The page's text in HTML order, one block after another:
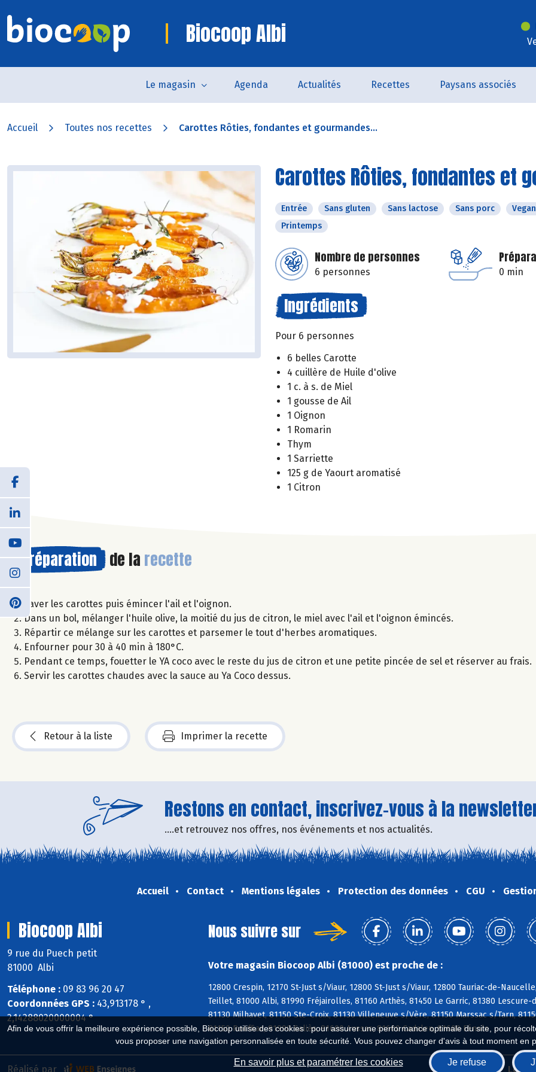
Afin de vous offrir la meilleure expérience possible, Biocoop utilise des cookies : pour assurer une performance optimale du site, pour
vous proposer une navigation personnalisée en toute sécurité. Vous pouvez changer d'avis à tout moment en
En savoir plus et paramétrer les cookies Je refuse
Biocoop Albi
Le magasin Agenda Actualités Recettes Paysans associés
Accueil Toutes nos recettes Carottes Rôties, fondantes et gourmandes...
Carottes Rôties, fondantes et
Entrée Sans gluten Sans lactose Sans porc Vegan
Printemps
Nombre de personnes
6 personnes 0 min
Ingrédients
Pour 6 personnes
6 belles Carotte
4 cuillère de Huile d'olive
1 c. à s. de Miel
1 gousse de Ail
1 Oignon
1 Romarin
Thym
1 Sarriette
125 g de Yaourt aromatisé
1 Citron
Préparation de la recette
Laver les carottes puis émincer l'ail et l'oignon.
Dans un bol, mélanger l'huile olive, la moitié du jus de citron, le miel avec l'ail et l'oignon émincés.
Répartir ce mélange sur les carottes et parsemer le tout d'herbes aromatiques.
Enfourner pour 30 à 40 min à 180°C.
Pendant ce temps, fouetter le YA coco avec le reste du jus de citron et une petite pincée de sel et réserver au frais.
Servir les carottes chaudes avec la sauce au Ya Coco dessus.
Retour à la liste Imprimer la recette
Restons en contact, inscrivez-vous à la
....et retrouvez nos offres, nos événements et nos actualités.
Accueil Contact Mentions légales Protection des données CGU
Biocoop Albi
9 rue du Puech petit
81000 Albi
Téléphone : 09 83 96 20 47
Coordonnées GPS : 43,913178 ° ,
2,14288020000004 °
Nous suivre sur
Votre magasin Biocoop Albi (81000) est proche de :
12800 Crespin, 12170 St-Just s/Viaur, 12800 St-Just s/Viaur, 12800 Tauriac-de-
Teillet, 81000 Albi, 81990 Fréjairolles, 81160 Arthès, 81450 Le Garric, 81380
81130 Milhavet, 81150 Ste-Croix, 81130 Villeneuve s/Vère, 81150 Marssac s/Tarn,
81150 Rouffiac, 81990 Saliès, 81600 Aussac, 81600 Cadalen, 81600 Fénols
Biocoop.fr Le
Réalisé par